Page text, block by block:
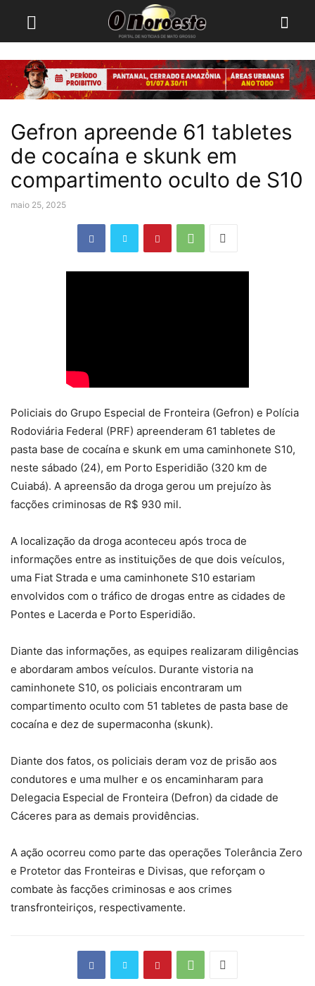
Gefron apreende 61 tabletes
de cocaína e skunk em
compartimento oculto de S10
maio 25, 2025
Policiais do Grupo Especial de Fronteira (Gefron) e Polícia
Rodoviária Federal (PRF) apreenderam 61 tabletes de
pasta base de cocaína e skunk em uma caminhonete S10,
neste sábado (24), em Porto Esperidião (320 km de
Cuiabá). A apreensão da droga gerou um prejuízo às
facções criminosas de R$ 930 mil.
A localização da droga aconteceu após troca de
informações entre as instituições de que dois veículos,
uma Fiat Strada e uma caminhonete S10 estariam
envolvidos com o tráfico de drogas entre as cidades de
Pontes e Lacerda e Porto Esperidião.
Diante das informações, as equipes realizaram diligências
e abordaram ambos veículos. Durante vistoria na
caminhonete S10, os policiais encontraram um
compartimento oculto com 51 tabletes de pasta base de
cocaína e dez de supermaconha (skunk).
Diante dos fatos, os policiais deram voz de prisão aos
condutores e uma mulher e os encaminharam para
Delegacia Especial de Fronteira (Defron) da cidade de
Cáceres para as demais providências.
A ação ocorreu como parte das operações Tolerância Zero
e Protetor das Fronteiras e Divisas, que reforçam o
combate às facções criminosas e aos crimes
transfronteiriços, respectivamente.